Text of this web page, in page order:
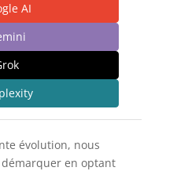
AI
évolution, nous
en optant